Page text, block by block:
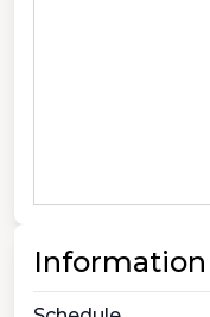
Information